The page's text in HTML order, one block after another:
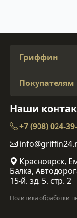
Гриффин
Покупателям
Наши
+7 (908) 024-
Красноярск,
Балка,
15-й, зд. 5, стр. 2
Политика обработки